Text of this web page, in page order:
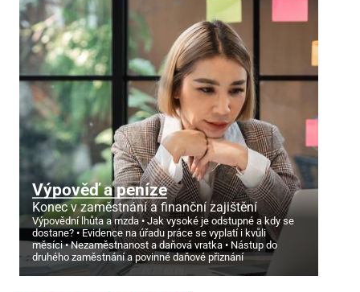
Výpověď a peníze
Konec v zaměstnání a finanční zajištění
Výpovědní lhůta a mzda
Jak vysoké je odstupné a kdy se
dostane?
Evidence na úřadu práce se vyplatí i kvůli
měsíci
Nezaměstnanost a daňová vratka
Nástup do
druhého zaměstnání a povinné daňové přiznání